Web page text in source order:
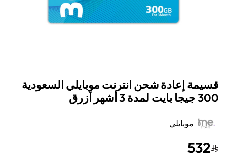
قسيمة إعادة شحن انترنت موبايلي السعودية
300 جيجا بايت لمدة 3 أشهر أزرق
موبايلي
532